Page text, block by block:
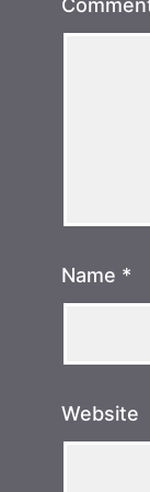
Name *
Website